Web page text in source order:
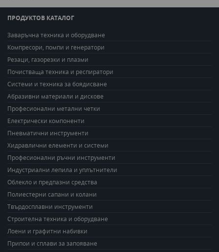
ПРОДУКТОВ КАТАЛОГ
Заваръчна техника и оборудване
Компресори, помпи и генератори
Резаци, газорезки и плазми
Почистваща техника и респиратори
Системи и техника за боядисване
Абразивни материали и дискове
Професионални метални четки
Електрически компоненти
Пневматични инструменти
Хидравлични елементи и системи
Професионални ръчни инструменти
Индустриални лепила и уплътнители
Облекло и предпазни средства
Полиестерни сапани и колани
Твърдосплавни инструменти
Строителна техника и оборудване
Лоени и графитни набивки
Припои и сплави за запояване